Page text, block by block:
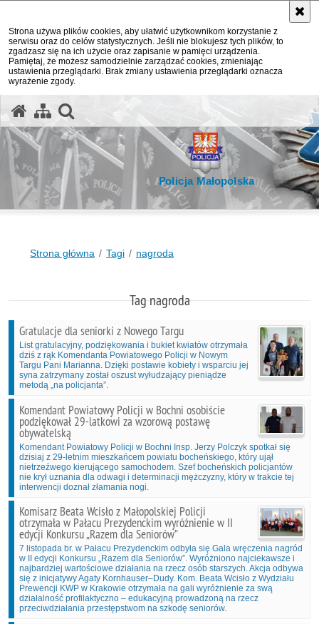
Strona używa plików cookies, aby ułatwić użytkownikom korzystanie z
serwisu oraz do celów statystycznych. Jeśli nie blokujesz tych plików, to
zgadzasz się na ich użycie oraz zapisanie w pamięci urządzenia.
Pamiętaj, że możesz samodzielnie zarządzać cookies, zmieniając
ustawienia przeglądarki. Brak zmiany ustawienia przeglądarki oznacza
wyrażenie zgody.
Policja Małopolska
Strona główna Tagi nagroda
Tag nagroda
Gratulacje dla seniorki z Nowego Targu
List gratulacyjny, podziękowania i bukiet kwiatów otrzymała
dziś z rąk Komendanta Powiatowego Policji w Nowym
Targu Pani Marianna. Dzięki postawie kobiety i wsparciu jej
syna zatrzymany został oszust wyłudzający pieniądze
metodą „na policjanta”.
Komendant Powiatowy Policji w Bochni osobiście
podziękował 29-latkowi za wzorową postawę
obywatelską
Komendant Powiatowy Policji w Bochni Insp. Jerzy Polczyk spotkał się
dzisiaj z 29-letnim mieszkańcem powiatu bocheńskiego, który ujął
nietrzeźwego kierującego samochodem. Szef bocheńskich policjantów
nie krył uznania dla odwagi i determinacji mężczyzny, który w trakcie tej
interwencji doznał złamania nogi.
Komisarz Beata Wcisło z Małopolskiej Policji
otrzymała w Pałacu Prezydenckim wyróżnienie w II
edycji Konkursu „Razem dla Seniorów”
7 listopada br. w Pałacu Prezydenckim odbyła się Gala wręczenia nagród
w II edycji Konkursu „Razem dla Seniorów”. Wyróżniono najciekawsze i
najbardziej wartościowe działania na rzecz osób starszych. Akcja odbywa
się z inicjatywy Agaty Kornhauser–Dudy. Kom. Beata Wcisło z Wydziału
Prewencji KWP w Krakowie otrzymała na gali wyróżnienie za swą
działalność profilaktyczno – edukacyjną prowadzoną na rzecz
przeciwdziałania przestępstwom na szkodę seniorów.